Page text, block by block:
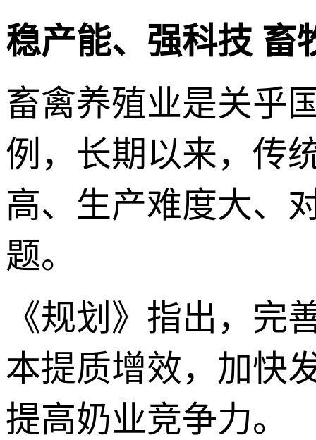
稳产能、强科技 畜
畜禽养殖业是关乎
例，长期以来，传
高、生产难度大、
题。
《规划》指出，完
本提质增效，加快
提高奶业竞争力。